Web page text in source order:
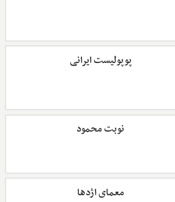
پوپولیست ایرانی
نوبت محمود
معمای اژدها